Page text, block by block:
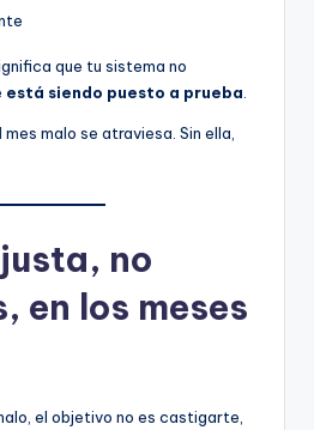
que tu sistema no
está siendo puesto a prueba.
malo se atraviesa. Sin ella,
no
en los meses
el objetivo no es castigarte,